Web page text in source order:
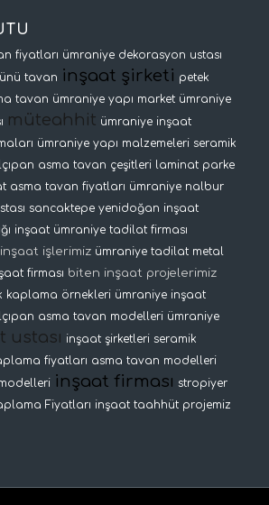
fiyatları ümraniye dekorasyon ustası
tavan inşaat şirketi petek
tavan ümraniye yapı market ümraniye
müteahhit ümraniye inşaat
ümraniye yapı malzemeleri seramik
asma tavan çeşitleri laminat parke
asma tavan fiyatları ümraniye nalbur
sancaktepe yenidoğan inşaat
inşaat ümraniye tadilat firması
işlerimiz ümraniye tadilat metal
firması biten inşaat projelerimiz
kaplama örnekleri ümraniye inşaat
asma tavan modelleri ümraniye
ustası inşaat şirketleri seramik
fiyatları asma tavan modelleri
inşaat firması stropiyer
Fiyatları inşaat taahhüt projemiz